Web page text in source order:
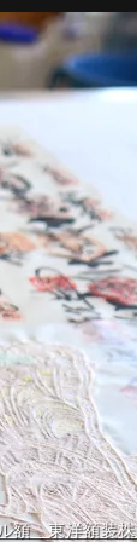
額 東洋額装